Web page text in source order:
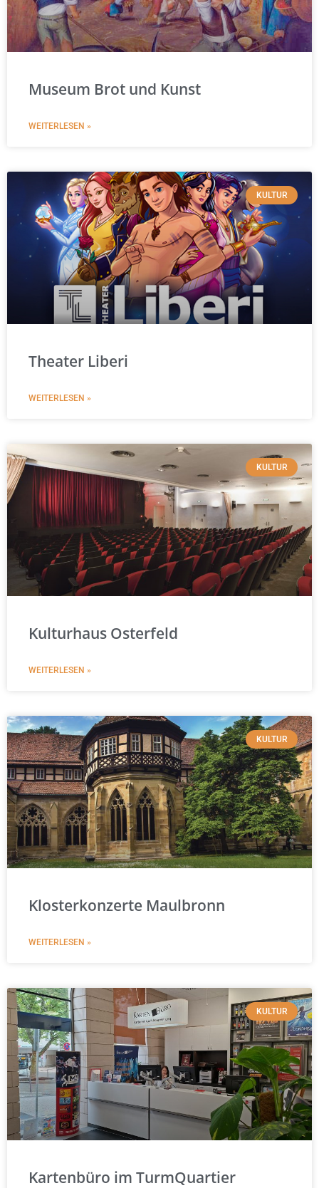
Museum Brot und Kunst
WEITERLESEN »
KULTUR
Theater Liberi
WEITERLESEN »
KULTUR
Kulturhaus Osterfeld
WEITERLESEN »
KULTUR
Klosterkonzerte Maulbronn
WEITERLESEN »
KULTUR
Kartenbüro im TurmQuartier